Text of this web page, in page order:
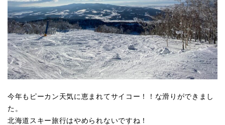
今年もピーカン天気に恵まれてサイコー！！な滑りができまし
た。
北海道スキー旅行はやめられないですね！